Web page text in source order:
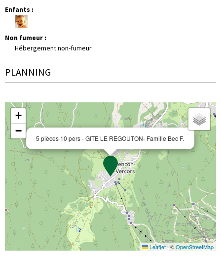
Enfants :
Non fumeur :
Hébergement non-fumeur
PLANNING
5 pièces 10 pers - GITE LE REGOUTON- Famille Bec F.
+
−
Leaflet|©OpenStreetMap